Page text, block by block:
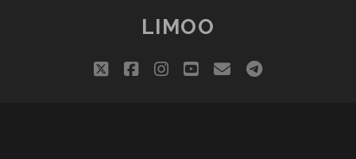
LIMOO
twitterfacebookinstagram
youtube
emailtelegram